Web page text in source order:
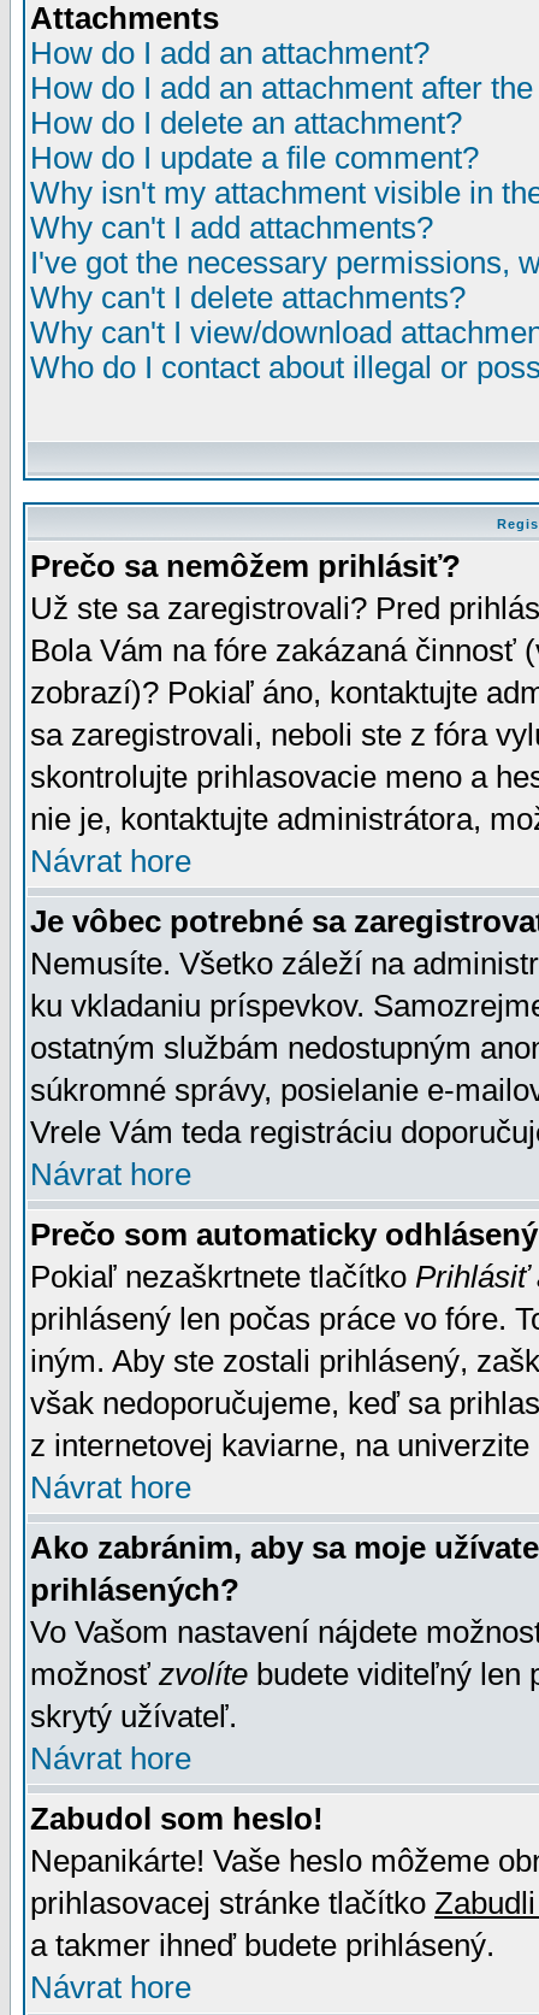
Attachments
How do I add an attachment?
How do I add an attachment after
How do I delete an attachment?
How do I update a file comment?
Why isn't my attachment visible in
Why can't I add attachments?
I've got the necessary permissions,
Why can't I delete attachments?
Why can't I view/download
Who do I contact about illegal or
Prečo sa nemôžem prihlásiť?
Už ste sa zaregistrovali? Pred
Bola Vám na fóre zakázaná činnosť
zobrazí)? Pokiaľ áno, kontaktujte
sa zaregistrovali, neboli ste z fóra
skontrolujte prihlasovacie meno a
nie je, kontaktujte administrátora,
Návrat hore
Je vôbec potrebné sa
Nemusíte. Všetko záleží na
ku vkladaniu príspevkov.
ostatným službám nedostupným
súkromné správy, posielanie e-
Vrele Vám teda registráciu
Návrat hore
Prečo som automaticky
Pokiaľ nezaškrtnete tlačítko Prihlásiť
prihlásený len počas práce vo fóre.
iným. Aby ste zostali prihlásený,
však nedoporučujeme, keď sa
z internetovej kaviarne, na univerzite
Návrat hore
Ako zabránim, aby sa moje
prihlásených?
Vo Vašom nastavení nájdete
možnosť zvolíte budete viditeľný len
skrytý užívateľ.
Návrat hore
Zabudol som heslo!
Nepanikárte! Vaše heslo môžeme
prihlasovacej stránke tlačítko
a takmer ihneď budete prihlásený.
Návrat hore